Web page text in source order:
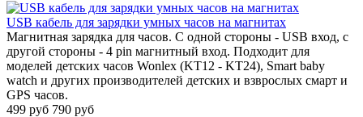
USB кабель для зарядки умных часов на магнитах
Магнитная зарядка для часов. С одной стороны - USB вход, с
другой стороны - 4 pin магнитный вход. Подходит для
моделей детских часов Wonlex (KT12 - KT24), Smart baby
watch и других производителей детских и взврослых смарт и
GPS часов.
499 руб 790 руб